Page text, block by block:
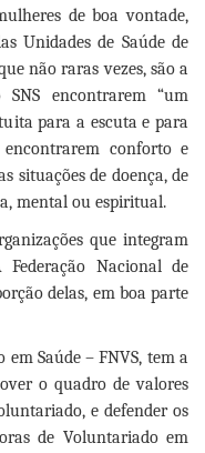
de boa vontade,
Unidades de Saúde de
não raras vezes, são a
encontrarem “um
para a escuta e para
conforto e
situações de doença, de
mental ou espiritual.
que integram
Nacional de
delas, em boa parte
Saúde – FNVS, tem a
o quadro de valores
e defender os
de Voluntariado em